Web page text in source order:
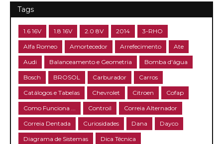
Tags
1.6 16V 1.8 16V 2.0 8V 2014 3-RHO
Alfa Romeo Amortecedor Arrefecimento Ate
Audi Balanceamento e Geometria Bomba d'água
Bosch BROSOL Carburador Carros
Catálogos e Tabelas Chevrolet Citroen Cofap
Como Funciona ... Controil Correia Alternador
Correia Dentada Curiosidades Dana Dayco
Diagrama de Sistemas Dica Técnica